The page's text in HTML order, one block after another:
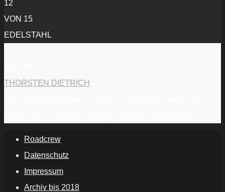
12
VON 15
EDELSTAHL
THORSTEN DIETRICH
Roadcrew
Datenschutz
Impressum
Archiv bis 2018